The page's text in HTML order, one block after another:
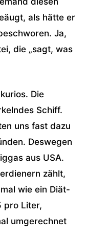
als hätte er
Ja,
die „sagt, was
Die
Schiff.
uns fast dazu
Deswegen
aus USA.
zählt,
wie ein Diät-
pro Liter,
umgerechnet